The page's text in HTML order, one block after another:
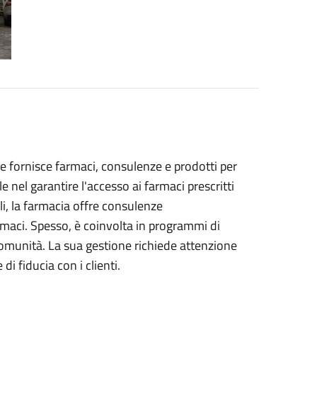
fornisce farmaci, consulenze e prodotti per
nel garantire l'accesso ai farmaci prescritti
la farmacia offre consulenze
Spesso, è coinvolta in programmi di
La sua gestione richiede attenzione
di fiducia con i clienti.